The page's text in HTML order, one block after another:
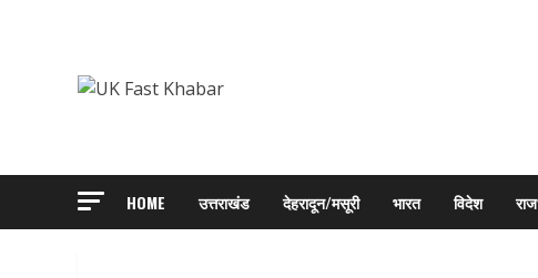
HOME उत्तराखंड देहरादून/मसूरी भारत विदेश